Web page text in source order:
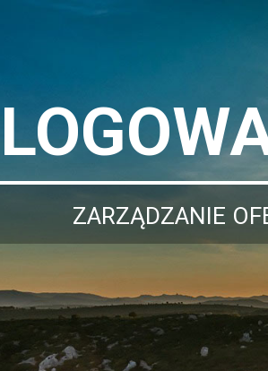
ZARZĄDZANIE